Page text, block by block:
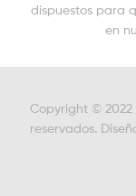
dispuestos para
en
Copyright © 2022
reservados.